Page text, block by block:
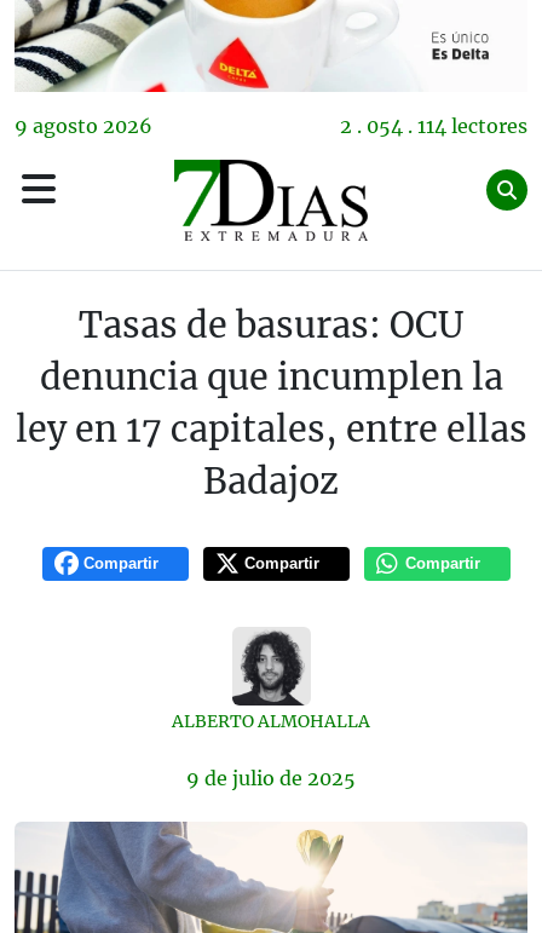
9 agosto 2026 2 . 054 . 114 lectores
Tasas de basuras: OCU
denuncia que incumplen la
ley en 17 capitales, entre ellas
Badajoz
Compartir Compartir Compartir
ALBERTO ALMOHALLA
9 de julio de 2025